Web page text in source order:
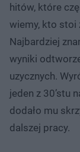
hitów, które
wiemy, kto stoi
Najbardziej
wyniki
uzycznych.
jeden z 30’stu
dodało mu
dalszej pracy.